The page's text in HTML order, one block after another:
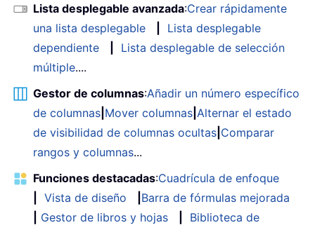
Lista desplegable avanzada:Crear rápidamente
una lista desplegable
Lista desplegable
dependiente
Lista desplegable de selección
múltiple....
Gestor de columnas:Añadir un número específico
de columnas Mover columnas Alternar el estado
de visibilidad de columnas ocultas Comparar
rangos y columnas...
Funciones destacadas:Cuadrícula de enfoque
Vista de diseño
Barra de fórmulas mejorada
Gestor de libros y hojas
Biblioteca de